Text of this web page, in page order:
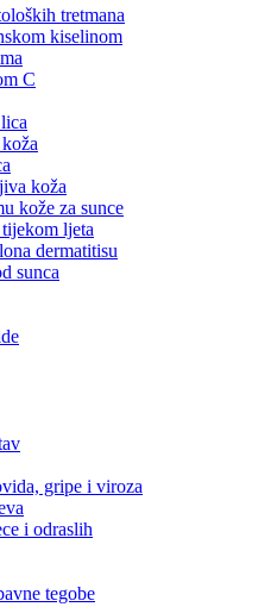
tretmana
kiselinom
C
koža
kože za sunce
ljeta
dermatitisu
sunca
gripe i viroza
i odraslih
tegobe